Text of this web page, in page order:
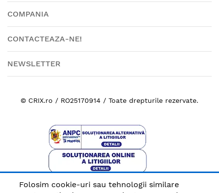
COMPANIA
CONTACTEAZA-NE!
NEWSLETTER
© CRIX.ro / RO25170914 / Toate drepturile rezervate.
Plata sigura cu
Folosim cookie-uri sau tehnologii similare